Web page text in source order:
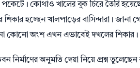
কোথাও খালের বুক চিরে তৈরি
হচ্ছেন খালপাড়ের বাসিন্দারা। জানা
কোনো অংশ এখন এভাবেই দখলের শিকার।
অনুমতি দেয়া নিয়ে প্রশ্ন তুলেছেন